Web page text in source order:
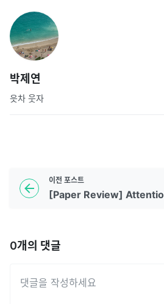
박제연
읏차 웃자
이전 포스트
[Paper Review]
0개의 댓글